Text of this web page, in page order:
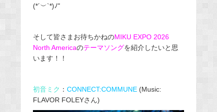
(*´︶`*)ﾉ"
そして皆さまお待ちかねのMIKU EXPO 2026
North Americaのテーマソングを紹介したいと思
います！！
初音ミク ： CONNECT:COMMUNE(Music:
FLAVOR FOLEYさん)